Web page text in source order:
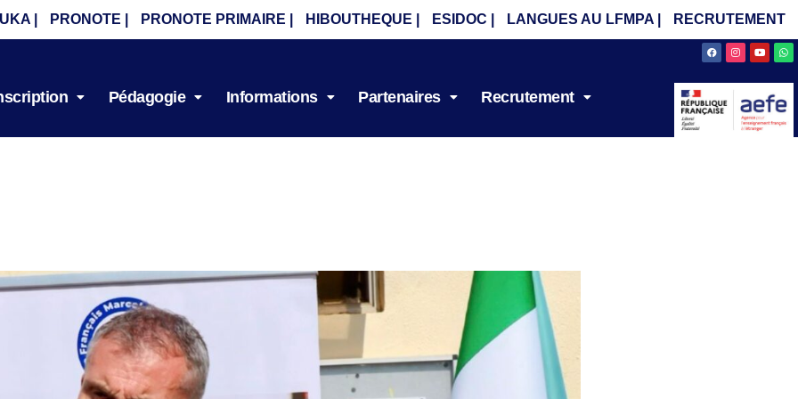
| PRONOTE | PRONOTE PRIMAIRE | HIBOUTHEQUE | ESIDOC | LANGUES AU LFMPA | RECRUTEMENT
Pédagogie Informations Partenaires Recrutement
FacebookInstagram
Youtube